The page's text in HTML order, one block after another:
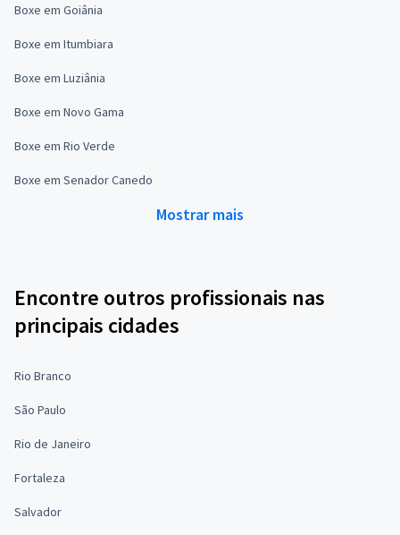
Boxe em Goiânia
Boxe em Itumbiara
Boxe em Luziânia
Boxe em Novo Gama
Boxe em Rio Verde
Boxe em Senador Canedo
Mostrar mais
Encontre outros profissionais nas
principais cidades
Rio Branco
São Paulo
Rio de Janeiro
Fortaleza
Salvador